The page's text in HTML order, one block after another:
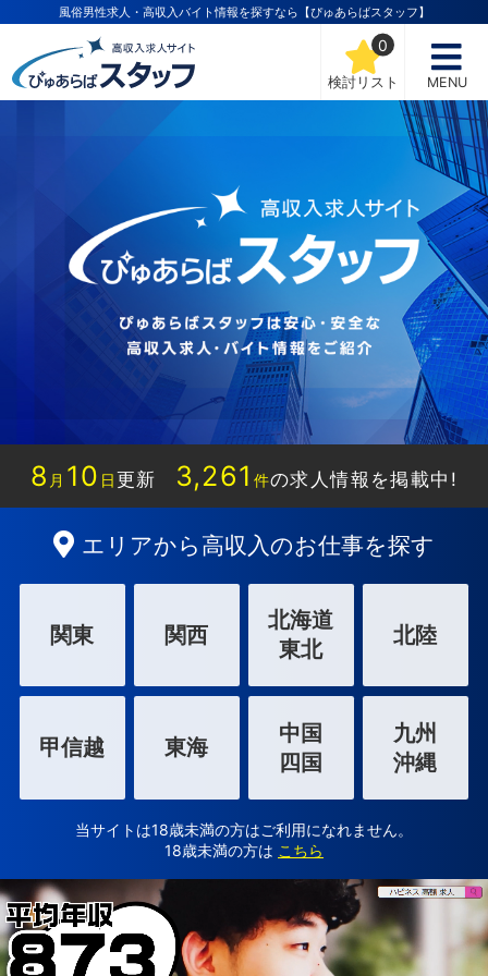
風俗男性求人・高収入バイト情報を探すなら【ぴゅあらばスタッフ】
検討リスト
0
MENU
8 月 10 日更新 3,261 件の求人情報を掲載中!
エリアから高収入のお仕事を探す
関東 関西
北海道
東北
北陸
甲信越 東海
中国
四国
九州
沖縄
当サイトは18歳未満の方はご利用になれません。
18歳未満の方は こちら